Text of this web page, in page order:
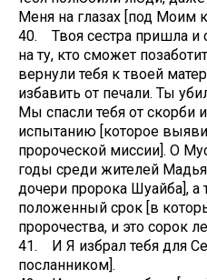
Меня на глазах [под Моим
40. Твоя сестра пришла и
на ту, кто сможет
вернули тебя к твоей
избавить от печали. Ты
Мы спасли тебя от скорби
испытанию [которое
пророческой миссии]. О
годы среди жителей
дочери пророка Шуайба], а
положенный срок [в
пророчества, и это сорок
41. И Я избрал тебя для
посланником].